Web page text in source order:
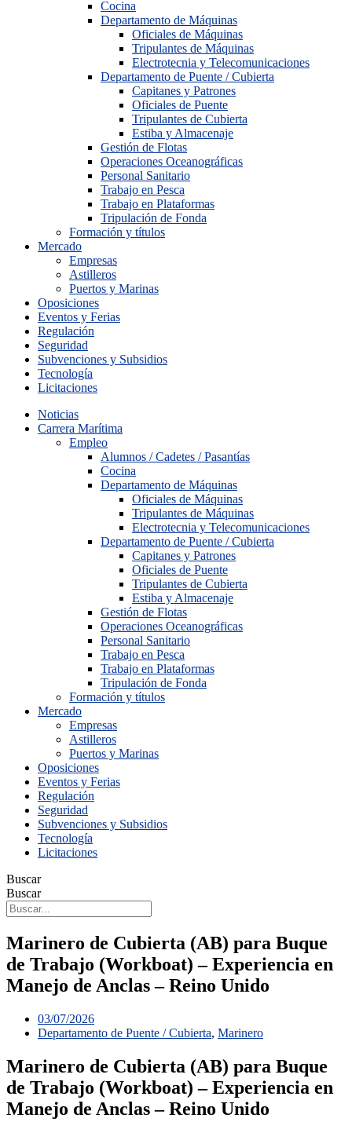
Cocina
Departamento de Máquinas
Oficiales de Máquinas
Tripulantes de Máquinas
Electrotecnia y Telecomunicaciones
Departamento de Puente / Cubierta
Capitanes y Patrones
Oficiales de Puente
Tripulantes de Cubierta
Estiba y Almacenaje
Gestión de Flotas
Operaciones Oceanográficas
Personal Sanitario
Trabajo en Pesca
Trabajo en Plataformas
Tripulación de Fonda
Formación y títulos
Mercado
Empresas
Astilleros
Puertos y Marinas
Oposiciones
Eventos y Ferias
Regulación
Seguridad
Subvenciones y Subsidios
Tecnología
Licitaciones
Noticias
Carrera Marítima
Empleo
Alumnos / Cadetes / Pasantías
Cocina
Departamento de Máquinas
Oficiales de Máquinas
Tripulantes de Máquinas
Electrotecnia y Telecomunicaciones
Departamento de Puente / Cubierta
Capitanes y Patrones
Oficiales de Puente
Tripulantes de Cubierta
Estiba y Almacenaje
Gestión de Flotas
Operaciones Oceanográficas
Personal Sanitario
Trabajo en Pesca
Trabajo en Plataformas
Tripulación de Fonda
Formación y títulos
Mercado
Empresas
Astilleros
Puertos y Marinas
Oposiciones
Eventos y Ferias
Regulación
Seguridad
Subvenciones y Subsidios
Tecnología
Licitaciones
Buscar
Buscar
Marinero de Cubierta (AB) para Buque
de Trabajo (Workboat) – Experiencia en
Manejo de Anclas – Reino Unido
03/07/2026
Departamento de Puente / Cubierta, Marinero
Marinero de Cubierta (AB) para Buque
de Trabajo (Workboat) – Experiencia en
Manejo de Anclas – Reino Unido